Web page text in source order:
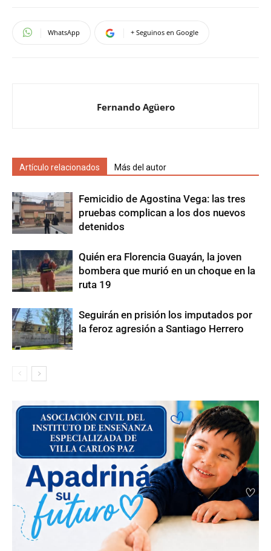
WhatsApp + Seguinos en Google
Fernando Agüero
Artículo relacionados Más del autor
Femicidio de Agostina Vega: las tres
pruebas complican a los dos nuevos
detenidos
Quién era Florencia Guayán, la joven
bombera que murió en un choque en la
ruta 19
Seguirán en prisión los imputados por
la feroz agresión a Santiago Herrero